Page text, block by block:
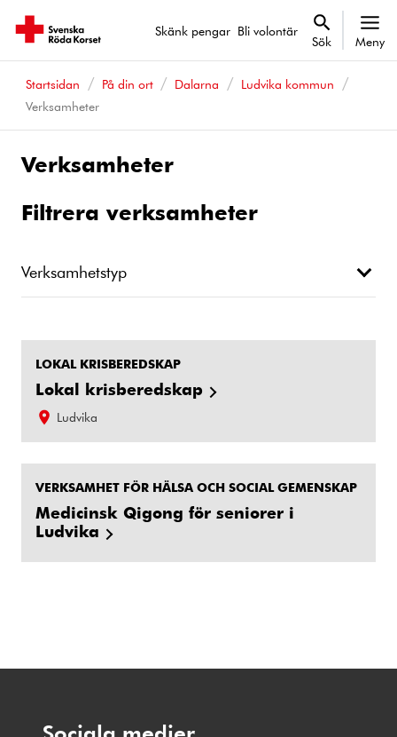
Skänk pengar Bli volontär
Sök Meny
Startsidan På din ort Dalarna
Ludvika kommun
Verksamheter
Verksamheter
Filtrera verksamheter
Verksamhetstyp
LOKAL KRISBEREDSKAP
Lokal krisberedskap
Ludvika
VERKSAMHET FÖR HÄLSA OCH SOCIAL GEMENSKAP
Medicinsk Qigong för seniorer i
Ludvika